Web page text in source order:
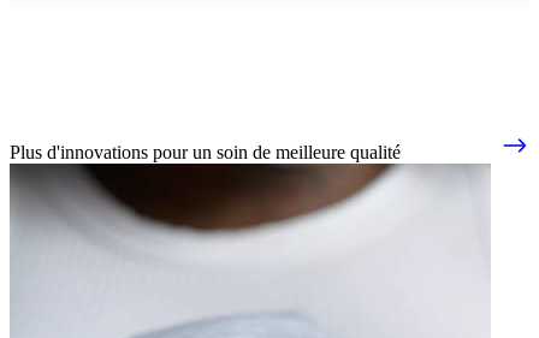
Plus d'innovations pour un soin de meilleure qualité